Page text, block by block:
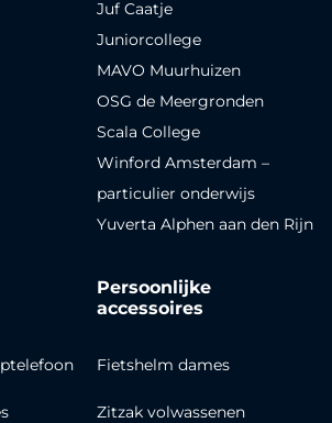
Juf Caatje
Juniorcollege
MAVO Muurhuizen
OSG de Meergronden
Scala College
Winford Amsterdam –
particulier onderwijs
Yuverta Alphen aan den Rijn
Persoonlijke
accessoires
Fietshelm dames
Zitzak volwassenen